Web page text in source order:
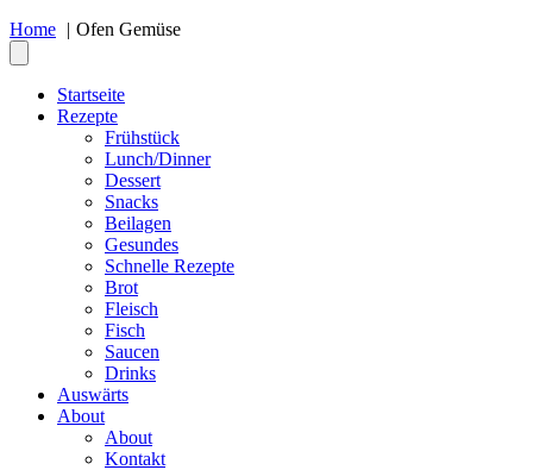
Home
Ofen Gemüse
Startseite
Rezepte
Frühstück
Lunch/Dinner
Dessert
Snacks
Beilagen
Gesundes
Schnelle Rezepte
Brot
Fleisch
Fisch
Saucen
Drinks
Auswärts
About
About
Kontakt